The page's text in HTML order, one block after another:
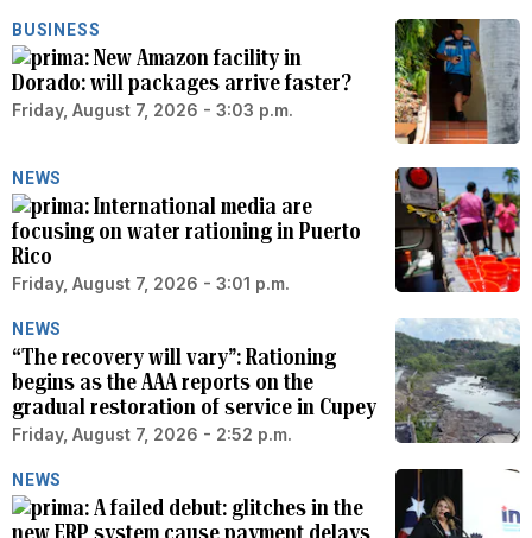
BUSINESS
New Amazon facility in
Dorado: will packages arrive faster?
Friday, August 7, 2026 - 3:03 p.m.
NEWS
International media are
focusing on water rationing in Puerto
Rico
Friday, August 7, 2026 - 3:01 p.m.
NEWS
“The recovery will vary”: Rationing
begins as the AAA reports on the
gradual restoration of service in Cupey
Friday, August 7, 2026 - 2:52 p.m.
NEWS
A failed debut: glitches in the
new ERP system cause payment delays